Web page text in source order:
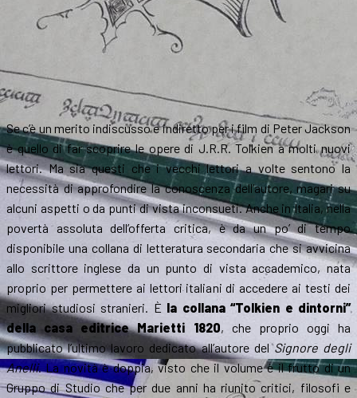
Se c’è un merito indiscusso e indiretto per i film di Peter Jackson
è quello di far scoprire le opere di J.R.R. Tolkien a molti nuovi
lettori. Ma sia questi che i vecchi lettori a volte sentono la
necessità di approfondire la conoscenza dell’autore, magari su
alcuni aspetti o da punti di vista inconsueti. Anche in Italia, nella
povertà assoluta dell’offerta critica, è da un po’ di tempo
disponibile una collana di letteratura secondaria che si avvicina
allo scrittore inglese da un punto di vista accademico, nata
proprio per permettere ai lettori italiani di accedere ai testi dei
migliori studiosi stranieri. È la collana “Tolkien e dintorni”
della casa editrice Marietti 1820, che proprio oggi ha
pubblicato l’ultimo lavoro dedicato all’autore delSignore degli
Anelli. La novità è doppia, visto che il volume è il frutto di un
Gruppo di Studio che per due anni ha riunito critici, filosofi e